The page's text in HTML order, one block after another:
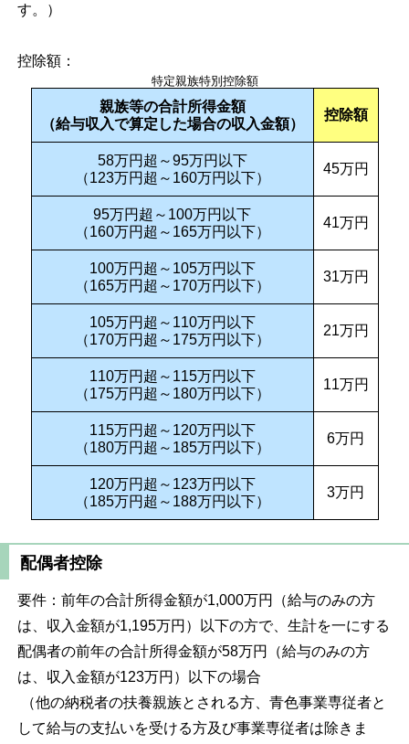
す。）
控除額：
特定親族特別控除額
親族等の合計所得金額
（給与収入で算定した場合の収入金額）
控除額
58万円超～95万円以下
（123万円超～160万円以下）
45万円
95万円超～100万円以下
（160万円超～165万円以下）
41万円
100万円超～105万円以下
（165万円超～170万円以下）
31万円
105万円超～110万円以下
（170万円超～175万円以下）
21万円
110万円超～115万円以下
（175万円超～180万円以下）
11万円
115万円超～120万円以下
（180万円超～185万円以下）
6万円
120万円超～123万円以下
（185万円超～188万円以下）
3万円
配偶者控除
要件：前年の合計所得金額が1,000万円（給与のみの方
は、収入金額が1,195万円）以下の方で、生計を一にする
配偶者の前年の合計所得金額が58万円（給与のみの方
は、収入金額が123万円）以下の場合
（他の納税者の扶養親族とされる方、青色事業専従者と
して給与の支払いを受ける方及び事業専従者は除きま